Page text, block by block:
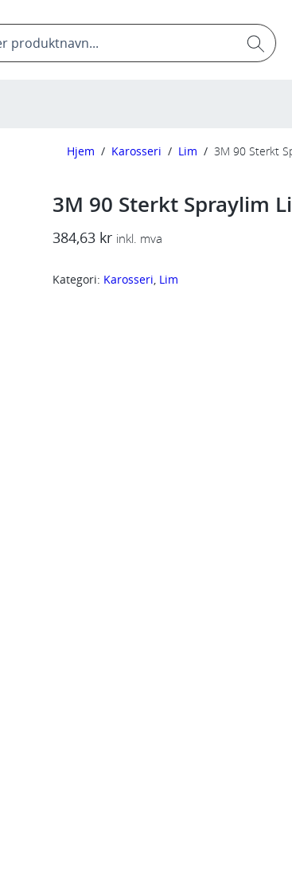
Hjem / Karosseri / Lim / 3M 90 Sterkt
3M 90 Sterkt Spraylim
384,63 kr inkl. mva
Kategori: Karosseri, Lim